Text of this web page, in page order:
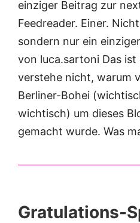
einziger Beitrag zur
Feedreader. Einer.
sondern nur ein
von luca.sartoni Das ist
verstehe nicht, warum
Berliner-Bohei
wichtisch) um dieses
gemacht wurde. Was
Gratulations-